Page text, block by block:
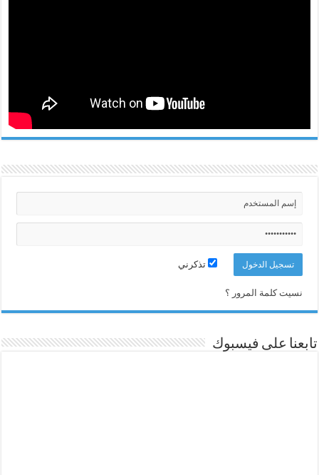
تذكرني
نسيت كلمة المرور ؟
تابعنا على فيسبوك